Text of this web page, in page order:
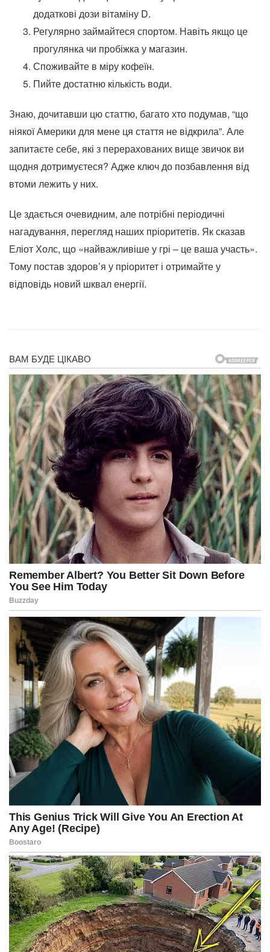
додаткові дози вітаміну D.
Регулярно займайтеся спортом. Навіть якщо це
прогулянка чи пробіжка у магазин.
Споживайте в міру кофеїн.
Пийте достатню кількість води.
Знаю, дочитавши цю статтю, багато хто подумав, “що
ніякої Америки для мене ця стаття не відкрила”. Але
запитаєте себе, які з перерахованих вище звичок ви
щодня дотримуєтеся? Адже ключ до позбавлення від
втоми лежить у них.
Це здається очевидним, але потрібні періодичні
нагадування, перегляд наших пріоритетів. Як сказав
Еліот Холс, що «найважливіше у грі – це ваша участь».
Тому постав здоров’я у пріоритет і отримайте у
відповідь новий шквал енергії.